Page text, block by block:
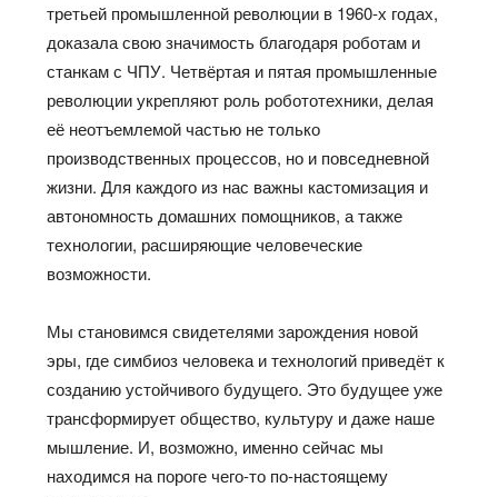
третьей промышленной революции в 1960-х годах,
доказала свою значимость благодаря роботам и
станкам с ЧПУ. Четвёртая и пятая промышленные
революции укрепляют роль робототехники, делая
её неотъемлемой частью не только
производственных процессов, но и повседневной
жизни. Для каждого из нас важны кастомизация и
автономность домашних помощников, а также
технологии, расширяющие человеческие
возможности.
Мы становимся свидетелями зарождения новой
эры, где симбиоз человека и технологий приведёт к
созданию устойчивого будущего. Это будущее уже
трансформирует общество, культуру и даже наше
мышление. И, возможно, именно сейчас мы
находимся на пороге чего-то по-настоящему